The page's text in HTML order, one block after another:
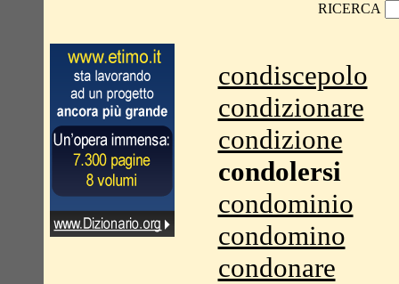
RICERCA
condiscepolo
condizionare
condizione
condolersi
condominio
condomino
condonare